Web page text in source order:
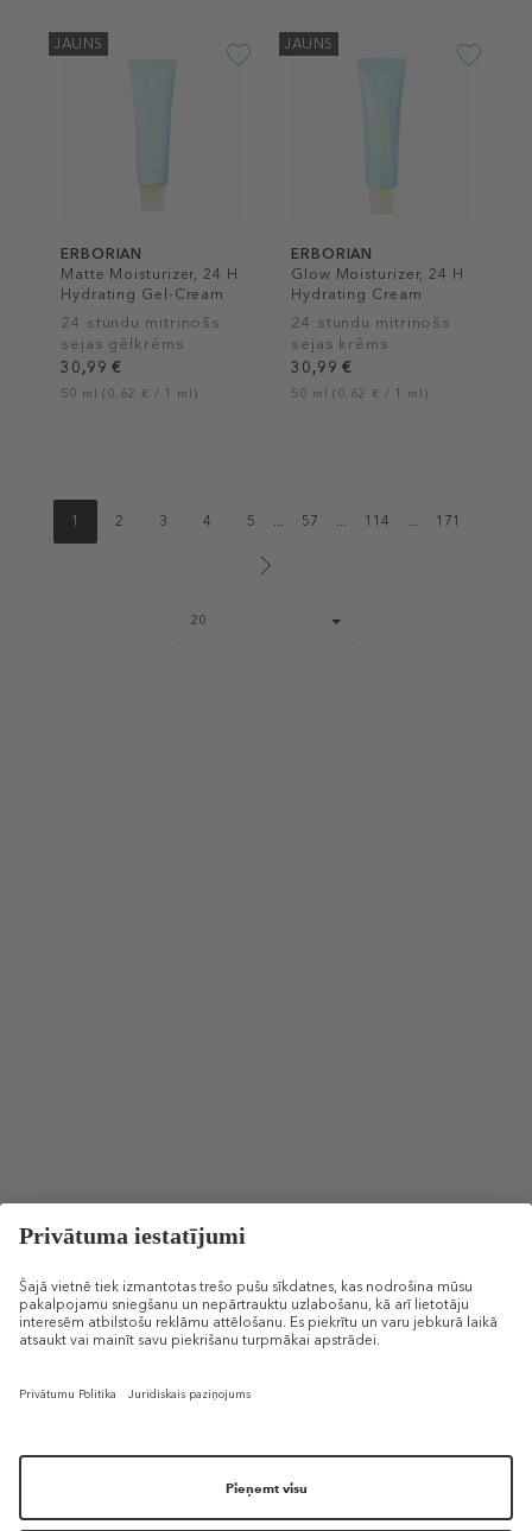
JAUNS
ERBORIAN
Matte Moisturizer, 24 H
Hydrating Gel-Cream
24 stundu mitrinošs
sejas gēlkrēms
30,99 €
50 ml (0,62 € / 1 ml)
JAUNS
ERBORIAN
Glow Moisturizer, 24 H
Hydrating Cream
24 stundu mitrinošs
sejas krēms
30,99 €
50 ml (0,62 € / 1 ml)
1 2 3 4 5 ... 57 ... 114 ... 171
size
20